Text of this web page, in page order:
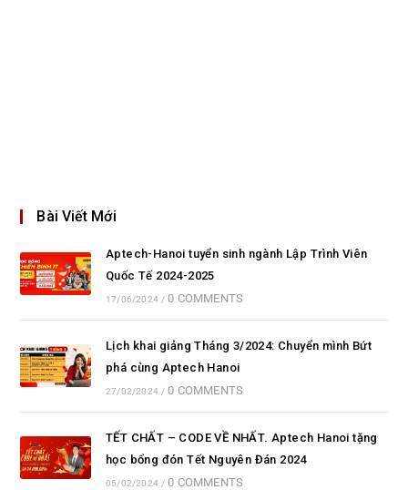
Bài Viết Mới
Aptech-Hanoi tuyển sinh ngành Lập Trình Viên
Quốc Tế 2024-2025
17/06/2024 / 0 COMMENTS
Lịch khai giảng Tháng 3/2024: Chuyển mình Bứt
phá cùng Aptech Hanoi
27/02/2024 / 0 COMMENTS
TẾT CHẤT – CODE VỀ NHẤT. Aptech Hanoi tặng
học bổng đón Tết Nguyên Đán 2024
05/02/2024 / 0 COMMENTS